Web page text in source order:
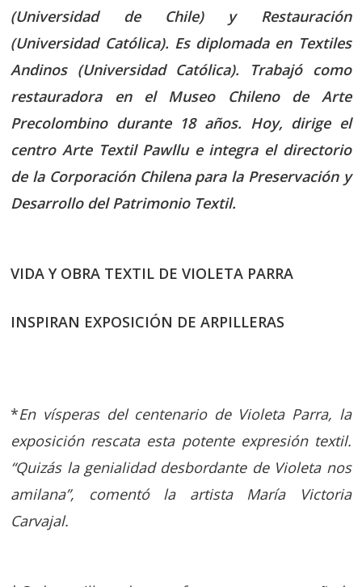
(Universidad de Chile) y Restauración
(Universidad Católica). Es diplomada en Textiles
Andinos (Universidad Católica). Trabajó como
restauradora en el Museo Chileno de Arte
Precolombino durante 18 años. Hoy, dirige el
centro Arte Textil Pawllu e integra el directorio
de la Corporación Chilena para la Preservación y
Desarrollo del Patrimonio Textil.
VIDA Y OBRA TEXTIL DE VIOLETA PARRA
INSPIRAN EXPOSICIÓN DE ARPILLERAS
*En vísperas del centenario de Violeta Parra, la
exposición rescata esta potente expresión textil.
“Quizás la genialidad desbordante de Violeta nos
amilana”, comentó la artista María Victoria
Carvajal.